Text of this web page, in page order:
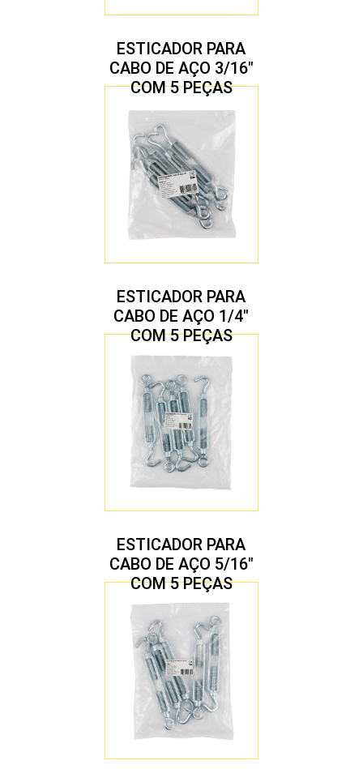
ESTICADOR PARA
CABO DE AÇO 3/16″
COM 5 PEÇAS
ESTICADOR PARA
CABO DE AÇO 1/4″
COM 5 PEÇAS
ESTICADOR PARA
CABO DE AÇO 5/16″
COM 5 PEÇAS